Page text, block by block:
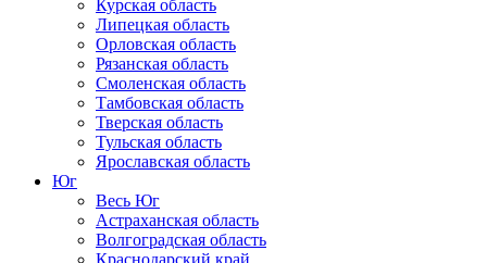
Курская область
Липецкая область
Орловская область
Рязанская область
Смоленская область
Тамбовская область
Тверская область
Тульская область
Ярославская область
Юг
Весь Юг
Астраханская область
Волгоградская область
Краснодарский край